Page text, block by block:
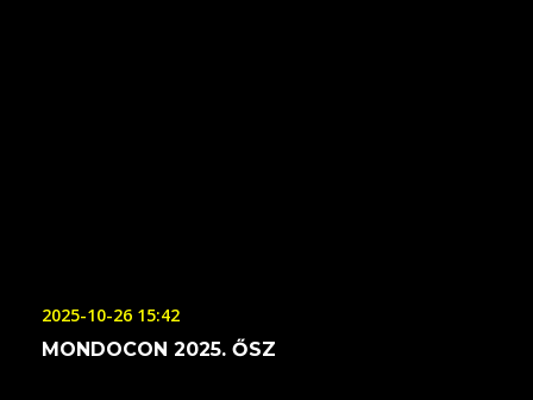
2025-10-26 15:42
MONDOCON 2025. ŐSZ